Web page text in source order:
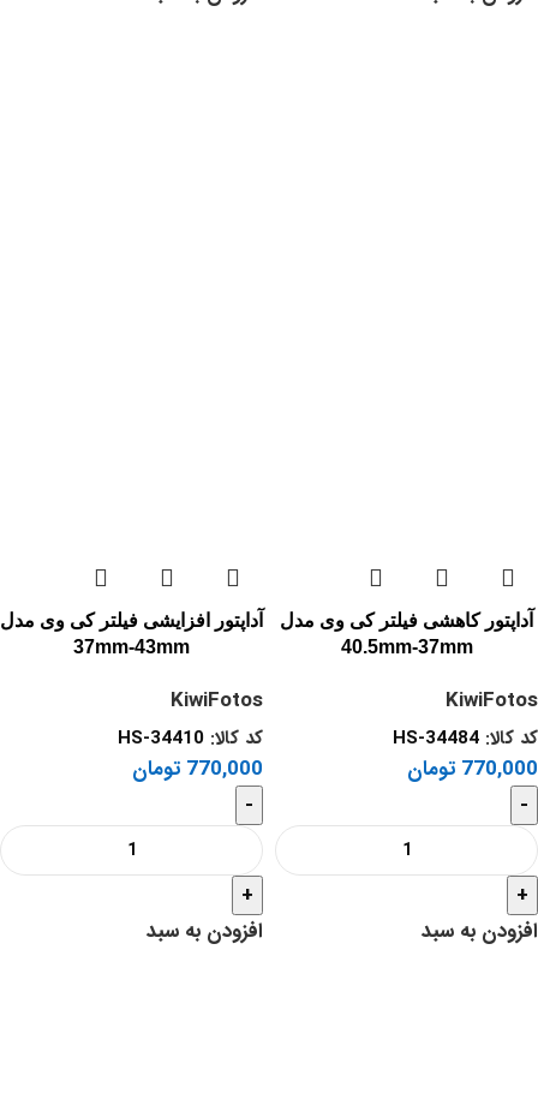
آداپتور کاهشی فیلتر کی وی مدل
40.5mm-37mm
KiwiFotos
کد کالا: HS-34484
770,000 تومان
-
+
افزودن به سبد
آداپتور افزایشی فیلتر کی وی مدل
37mm-43mm
KiwiFotos
کد کالا: HS-34410
770,000 تومان
-
+
افزودن به سبد